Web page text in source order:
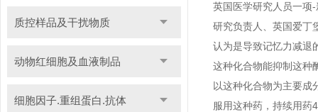
质控样品及干扰物质
动物红细胞及血液制品
细胞因子.重组蛋白.抗体
英国医学研究人员一项
研究负责人、英国爱丁
认为是导致记忆力减退
这种化合物能抑制这种
以这种化合物为主要成
服用这种药，持续用药